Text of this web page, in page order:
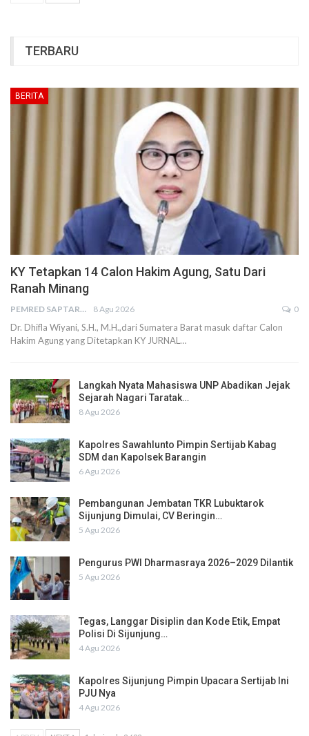
TERBARU
BERITA
KY Tetapkan 14 Calon Hakim Agung, Satu Dari
Ranah Minang
PEMRED SAPTARIUS 8 Agu 2026 0
Dr. Dhifla Wiyani, S.H., M.H.,dari Sumatera Barat masuk daftar Calon
Hakim Agung yang Ditetapkan KY JURNAL…
Langkah Nyata Mahasiswa UNP Abadikan Jejak
Sejarah Nagari Taratak…
8 Agu 2026
Kapolres Sawahlunto Pimpin Sertijab Kabag
SDM dan Kapolsek Barangin
6 Agu 2026
Pembangunan Jembatan TKR Lubuktarok
Sijunjung Dimulai, CV Beringin…
5 Agu 2026
Pengurus PWI Dharmasraya 2026–2029 Dilantik
5 Agu 2026
Tegas, Langgar Disiplin dan Kode Etik, Empat
Polisi Di Sijunjung…
4 Agu 2026
Kapolres Sijunjung Pimpin Upacara Sertijab Ini
PJU Nya
4 Agu 2026